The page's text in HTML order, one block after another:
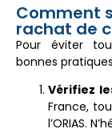
Comment
rachat de
Pour éviter
bonnes
Vérifiez
France,
l’ORIAS.